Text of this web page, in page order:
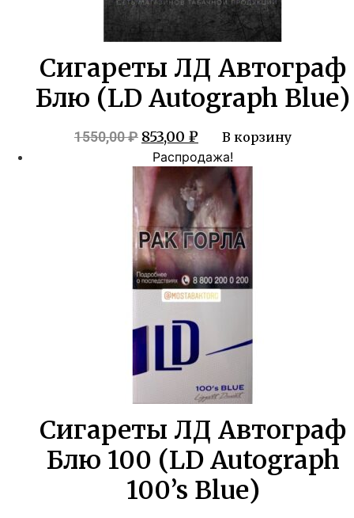
Сигареты ЛД Автограф
Блю (LD Autograph Blue)
1550,00₽ Первоначальная
цена
составляла
1550,00 ₽.
853,00 ₽ Текущая
цена:
853,00 ₽.
В корзину
Распродажа!
Сигареты ЛД Автограф
Блю 100 (LD Autograph
100’s Blue)